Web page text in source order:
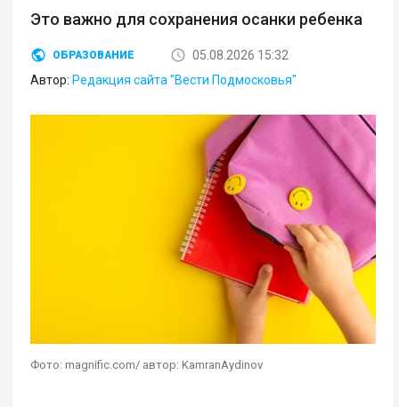
Это важно для сохранения осанки ребенка
ОБРАЗОВАНИЕ
05.08.2026 15:32
Автор: Редакция сайта "Вести Подмосковья"
Фото: magnific.com/ автор: KamranAydinov